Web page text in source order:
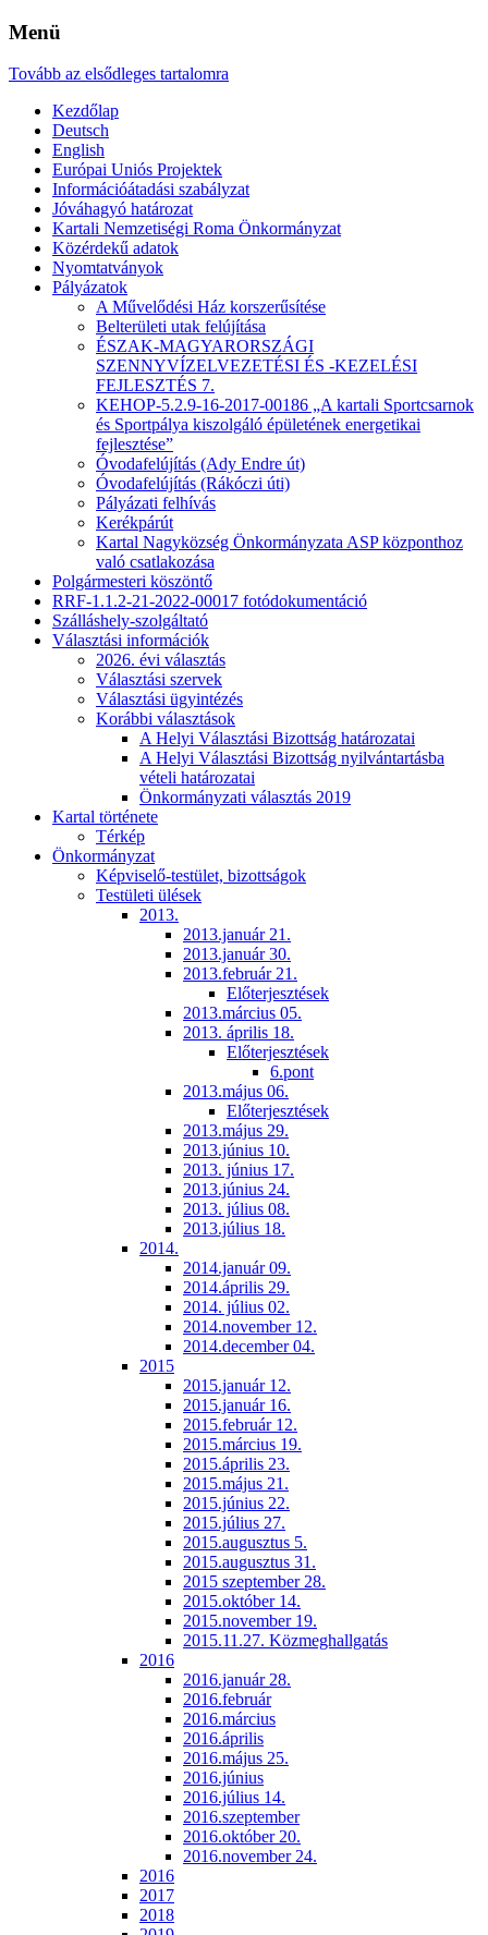
Menü
Tovább az elsődleges tartalomra
Kezdőlap
Deutsch
English
Európai Uniós Projektek
Információátadási szabályzat
Jóváhagyó határozat
Kartali Nemzetiségi Roma Önkormányzat
Közérdekű adatok
Nyomtatványok
Pályázatok
A Művelődési Ház korszerűsítése
Belterületi utak felújítása
ÉSZAK-MAGYARORSZÁGI
SZENNYVÍZELVEZETÉSI ÉS -KEZELÉSI
FEJLESZTÉS 7.
KEHOP-5.2.9-16-2017-00186 „A kartali Sportcsarnok
és Sportpálya kiszolgáló épületének energetikai
fejlesztése”
Óvodafelújítás (Ady Endre út)
Óvodafelújítás (Rákóczi úti)
Pályázati felhívás
Kerékpárút
Kartal Nagyközség Önkormányzata ASP központhoz
való csatlakozása
Polgármesteri köszöntő
RRF-1.1.2-21-2022-00017 fotódokumentáció
Szálláshely-szolgáltató
Választási információk
2026. évi választás
Választási szervek
Választási ügyintézés
Korábbi választások
A Helyi Választási Bizottság határozatai
A Helyi Választási Bizottság nyilvántartásba
vételi határozatai
Önkormányzati választás 2019
Kartal története
Térkép
Önkormányzat
Képviselő-testület, bizottságok
Testületi ülések
2013.
2013.január 21.
2013.január 30.
2013.február 21.
Előterjesztések
2013.március 05.
2013. április 18.
Előterjesztések
6.pont
2013.május 06.
Előterjesztések
2013.május 29.
2013.június 10.
2013. június 17.
2013.június 24.
2013. július 08.
2013.július 18.
2014.
2014.január 09.
2014.április 29.
2014. július 02.
2014.november 12.
2014.december 04.
2015
2015.január 12.
2015.január 16.
2015.február 12.
2015.március 19.
2015.április 23.
2015.május 21.
2015.június 22.
2015.július 27.
2015.augusztus 5.
2015.augusztus 31.
2015 szeptember 28.
2015.október 14.
2015.november 19.
2015.11.27. Közmeghallgatás
2016
2016.január 28.
2016.február
2016.március
2016.április
2016.május 25.
2016.június
2016.július 14.
2016.szeptember
2016.október 20.
2016.november 24.
2016
2017
2018